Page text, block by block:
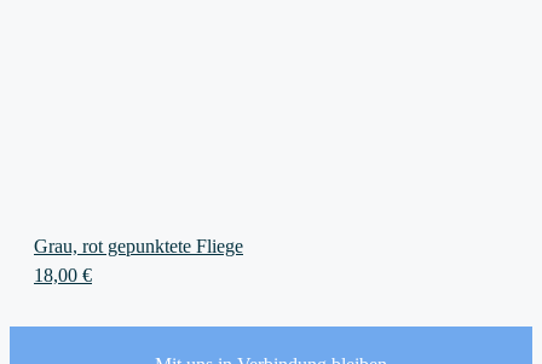
Grau, rot gepunktete Fliege
18,00 €